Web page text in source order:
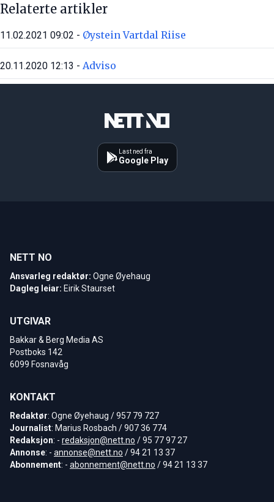
Relaterte artikler
11.02.2021 09:02 - Øystein Vartdal Riise
20.11.2020 12:13 - Adviso
Last ned fra
Google Play
NETT NO
Ansvarleg redaktør: Ogne Øyehaug
Dagleg leiar: Eirik Staurset
UTGIVAR
Bakkar & Berg Media AS
Postboks 142
6099 Fosnavåg
KONTAKT
Redaktør: Ogne Øyehaug / 957 79 727
Journalist: Marius Rosbach / 907 36 774
Redaksjon: - redaksjon@nett.no / 95 77 97 27
Annonse: - annonse@nett.no / 94 21 13 37
Abonnement: - abonnement@nett.no / 94 21 13 37